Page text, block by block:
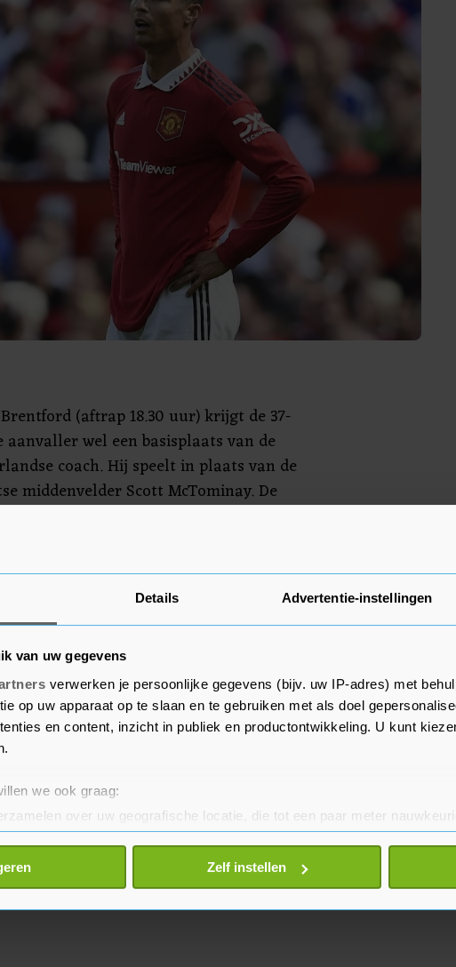
Details Advertentie-instellingen
van uw gegevens
verwerken je persoonlijke gegevens (bijv. uw IP-adres) met
op uw apparaat op te slaan en te gebruiken met als doel
en content, inzicht in publiek en productontwikkeling. U kunt
we ook graag:
over uw geografische locatie, die tot een paar meter
identificeren door het actief te scannen op specifieke eigenschappen
uw persoonlijke gegevens worden verwerkt en stel uw voorkeuren in het
wijzigen of intrekken in de Cookieverklaring.
Zelf instellen
(aftrap 18.30 uur) krijgt de 37-
aanvaller wel een basisplaats van de
coach. Hij speelt in plaats van de
middenvelder Scott McTominay. De
net als vorige week op de bank.
vertrekken bij ManUnited, omdat zijn
niet uitkomt in de Champions League.